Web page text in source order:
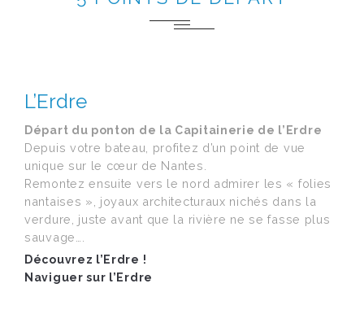
L’Erdre
Départ du ponton de la Capitainerie de l’Erdre
Depuis votre bateau, profitez d’un point de vue
unique sur le cœur de Nantes.
Remontez ensuite vers le nord admirer les « folies
nantaises », joyaux architecturaux nichés dans la
verdure, juste avant que la rivière ne se fasse plus
sauvage….
Découvrez l’Erdre !
Naviguer sur l’Erdre